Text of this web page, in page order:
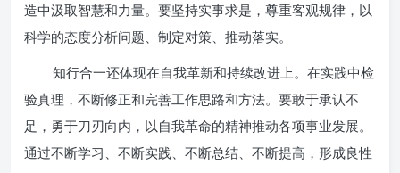
造中汲取智慧和力量。要坚持实事求是，尊重客观规律，以
科学的态度分析问题、制定对策、推动落实。
知行合一还体现在自我革新和持续改进上。在实践中检
验真理，不断修正和完善工作思路和方法。要敢于承认不
足，勇于刀刃向内，以自我革命的精神推动各项事业发展。
通过不断学习、不断实践、不断总结、不断提高，形成良性